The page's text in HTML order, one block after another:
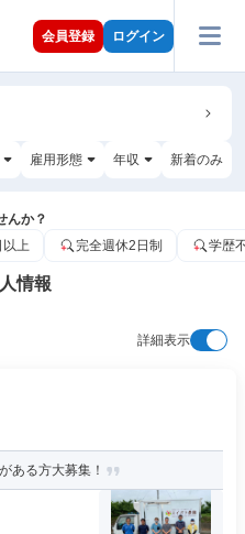
会員登録 ログイン
雇用形態 年収 新着のみ
んか？
以上 完全週休2日制 学歴
情報
詳細表示
ある方大募集！